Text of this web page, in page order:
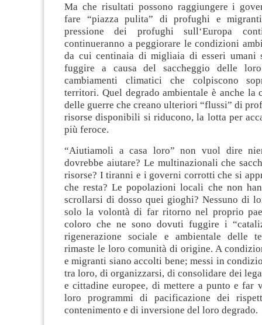
Ma che risultati possono raggiungere i
fare “piazza pulita” di profughi e
pressione dei profughi sull‘Europa
continueranno a peggiorare le condizioni
da cui centinaia di migliaia di esseri umani
fuggire a causa del saccheggio delle
cambiamenti climatici che colpiscono
territori. Quel degrado ambientale è anche la
delle guerre che creano ulteriori “flussi” di
risorse disponibili si riducono, la lotta per
più feroce.
“Aiutiamoli a casa loro” non vuol dire
dovrebbe aiutare? Le multinazionali che
risorse? I tiranni e i governi corrotti che si
che resta? Le popolazioni locali che non
scrollarsi di dosso quei gioghi? Nessuno di
solo la volontà di far ritorno nel proprio
coloro che ne sono dovuti fuggire i
rigenerazione sociale e ambientale delle
rimaste le loro comunità di origine. A
e migranti siano accolti bene; messi in
tra loro, di organizzarsi, di consolidare dei
e cittadine europee, di mettere a punto e far
loro programmi di pacificazione dei
contenimento e di inversione del loro degrado.